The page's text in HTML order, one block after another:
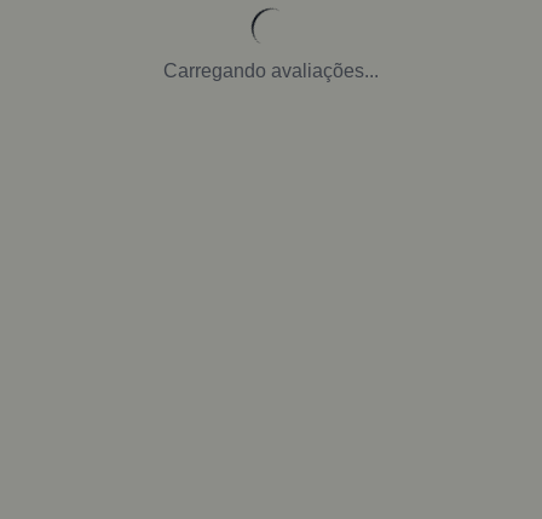
Carregando avaliações...